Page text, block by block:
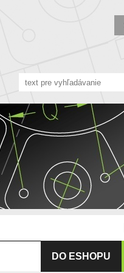
DO ESHOPU